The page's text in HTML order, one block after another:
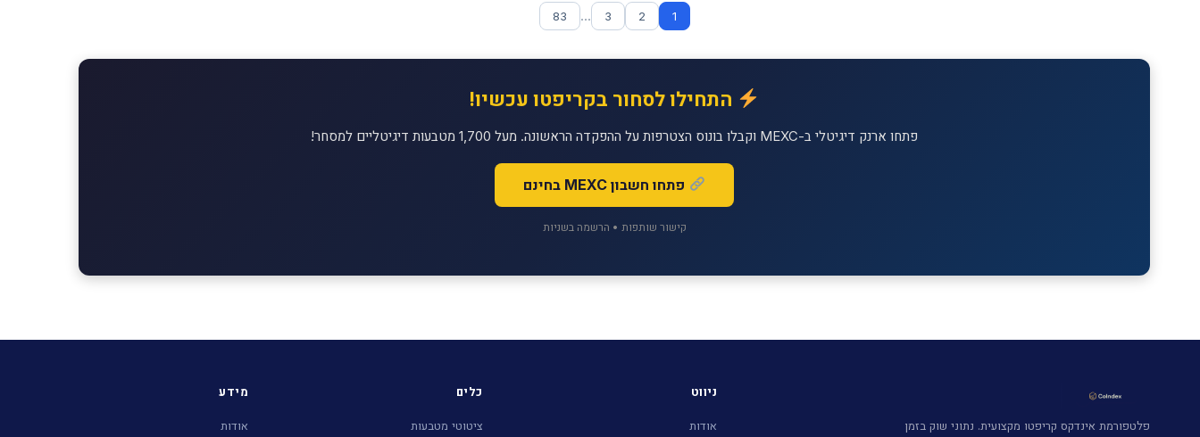
1
2
3
...
83
התחילו לסחור בקריפטו עכשיו!
פתחו ארנק דיגיטלי ב-MEXC וקבלו בונוס הצטרפות על ההפקדה הראשונה. מעל 1,700 מטבעות דיגיטליים למסחר!
פתחו חשבון MEXC בחינם
קישור שותפות • הרשמה בשניות
פלטפורמת אינדקס קריפטו מקצועית. נתוני שוק בזמן
ניווט
אודות
כלים
ציטוטי מטבעות
מידע
אודות